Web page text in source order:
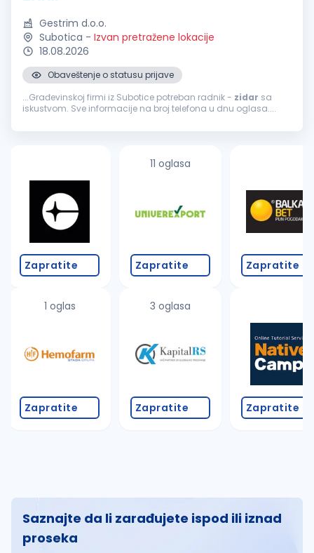
Gestrim d.o.o.
Subotica - Izvan pretražene lokacije
18.08.2026
Obaveštenje o statusu prijave
...Građevinskoj firmi iz Subotice potreban radnik - zidar sa
iskustvom. Sve informacije na broj telefona u dnu oglasa....
Zapratite
1 oglas
Zapratite
11 oglasa
Zapratite
3 oglasa
Zapratite
Zapratite
Zapratite
Saznajte da li zarađujete ispod ili iznad
proseka